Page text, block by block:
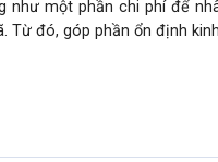
như một phần chi phí để
Từ đó, góp phần ổn định